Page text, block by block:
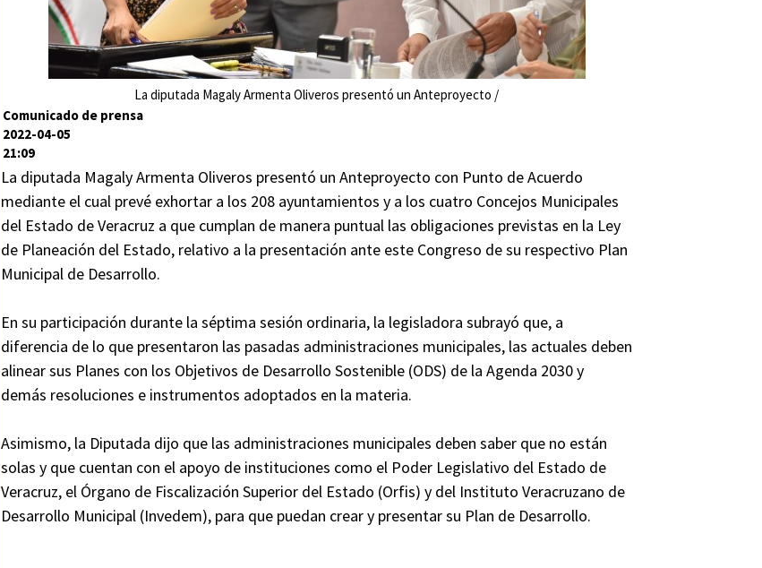
La diputada Magaly Armenta Oliveros presentó un Anteproyecto /
Comunicado de prensa
2022-04-05
21:09
La diputada Magaly Armenta Oliveros presentó un Anteproyecto con Punto de Acuerdo
mediante el cual prevé exhortar a los 208 ayuntamientos y a los cuatro Concejos Municipales
del Estado de Veracruz a que cumplan de manera puntual las obligaciones previstas en la Ley
de Planeación del Estado, relativo a la presentación ante este Congreso de su respectivo Plan
Municipal de Desarrollo.
En su participación durante la séptima sesión ordinaria, la legisladora subrayó que, a
diferencia de lo que presentaron las pasadas administraciones municipales, las actuales deben
alinear sus Planes con los Objetivos de Desarrollo Sostenible (ODS) de la Agenda 2030 y
demás resoluciones e instrumentos adoptados en la materia.
Asimismo, la Diputada dijo que las administraciones municipales deben saber que no están
solas y que cuentan con el apoyo de instituciones como el Poder Legislativo del Estado de
Veracruz, el Órgano de Fiscalización Superior del Estado (Orfis) y del Instituto Veracruzano de
Desarrollo Municipal (Invedem), para que puedan crear y presentar su Plan de Desarrollo.